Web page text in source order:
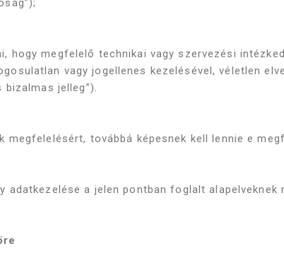
hogy megfelelő technikai vagy szervezési
vagy jogellenes kezelésével, véletlen
jelleg”).
továbbá képesnek kell lennie e
adatkezelése a jelen pontban foglalt alapelveknek